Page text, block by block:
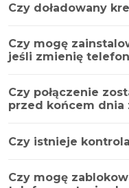
Czy doładowany
Czy mogę
jeśli zmienię
Czy połączenie
przed końcem dnia
Czy istnieje
Czy mogę